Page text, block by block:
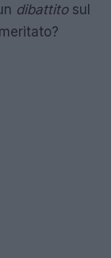
dibattitosul